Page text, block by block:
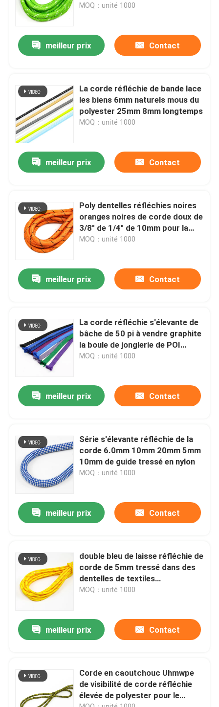
Produits
A propos de nous
Visite d'usine
Contact
Tous les cas
Demande de soumission
tissu réfléchi
MOQ：unité 1000
meilleur prix Contact
La corde réfléchie de bande lace
les biens 6mm naturels mous du
polyester 25mm 8mm longtemps
MOQ：unité 1000
meilleur prix Contact
Poly dentelles réfléchies noires
oranges noires de corde doux de
3/8" de 1/4" de 10mm pour la
poignée de sac
MOQ：unité 1000
meilleur prix Contact
La corde réfléchie s'élevante de
bâche de 50 pi à vendre graphite
la boule de jonglerie de POI
réglable
MOQ：unité 1000
meilleur prix Contact
Série s'élevante réfléchie de la
corde 6.0mm 10mm 20mm 5mm
10mm de guide tressé en nylon
MOQ：unité 1000
meilleur prix Contact
double bleu de laisse réfléchie de
corde de 5mm tressé dans des
dentelles de textiles
d'habillement d'habillement de
MOQ：unité 1000
meilleur prix Contact
Corde en caoutchouc Uhmwpe
de visibilité de corde réfléchie
élevée de polyester pour le